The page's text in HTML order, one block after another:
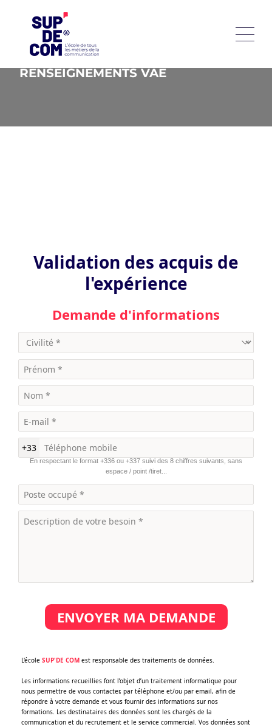
RENSEIGNEMENTS VAE
Validation des acquis de
l'expérience
Demande d'informations
+33
En respectant le format +336 ou +337 suivi des 8 chiffres suivants, sans
espace / point /tiret...
ENVOYER MA DEMANDE
‌L'école SUP'DE COM est responsable des traitements de données.
Les informations recueillies font l’objet d’un traitement informatique pour
nous permettre de vous contacter, par téléphone et/ou par email, afin de
répondre à votre demande et vous fournir des informations sur nos
formations. Les destinataires des données sont les chargés de la
communication et du recrutement et le service commercial. Vos données sont